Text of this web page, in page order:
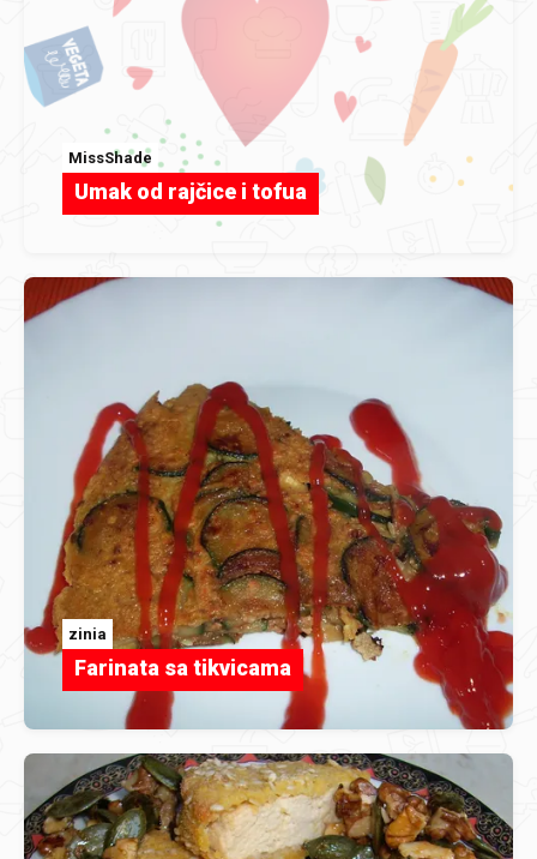
MissShade
Umak od rajčice i tofua
zinia
Farinata sa tikvicama